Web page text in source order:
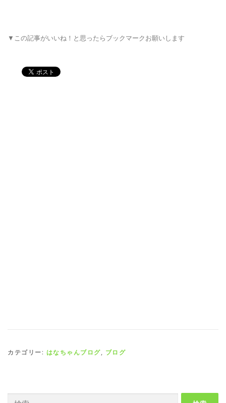
▼この記事がいいね！と思ったらブックマークお願いします
カテゴリー: はなちゃんブログ, ブログ